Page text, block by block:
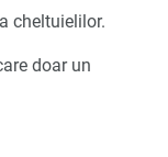
cheltuielilor.
doar un